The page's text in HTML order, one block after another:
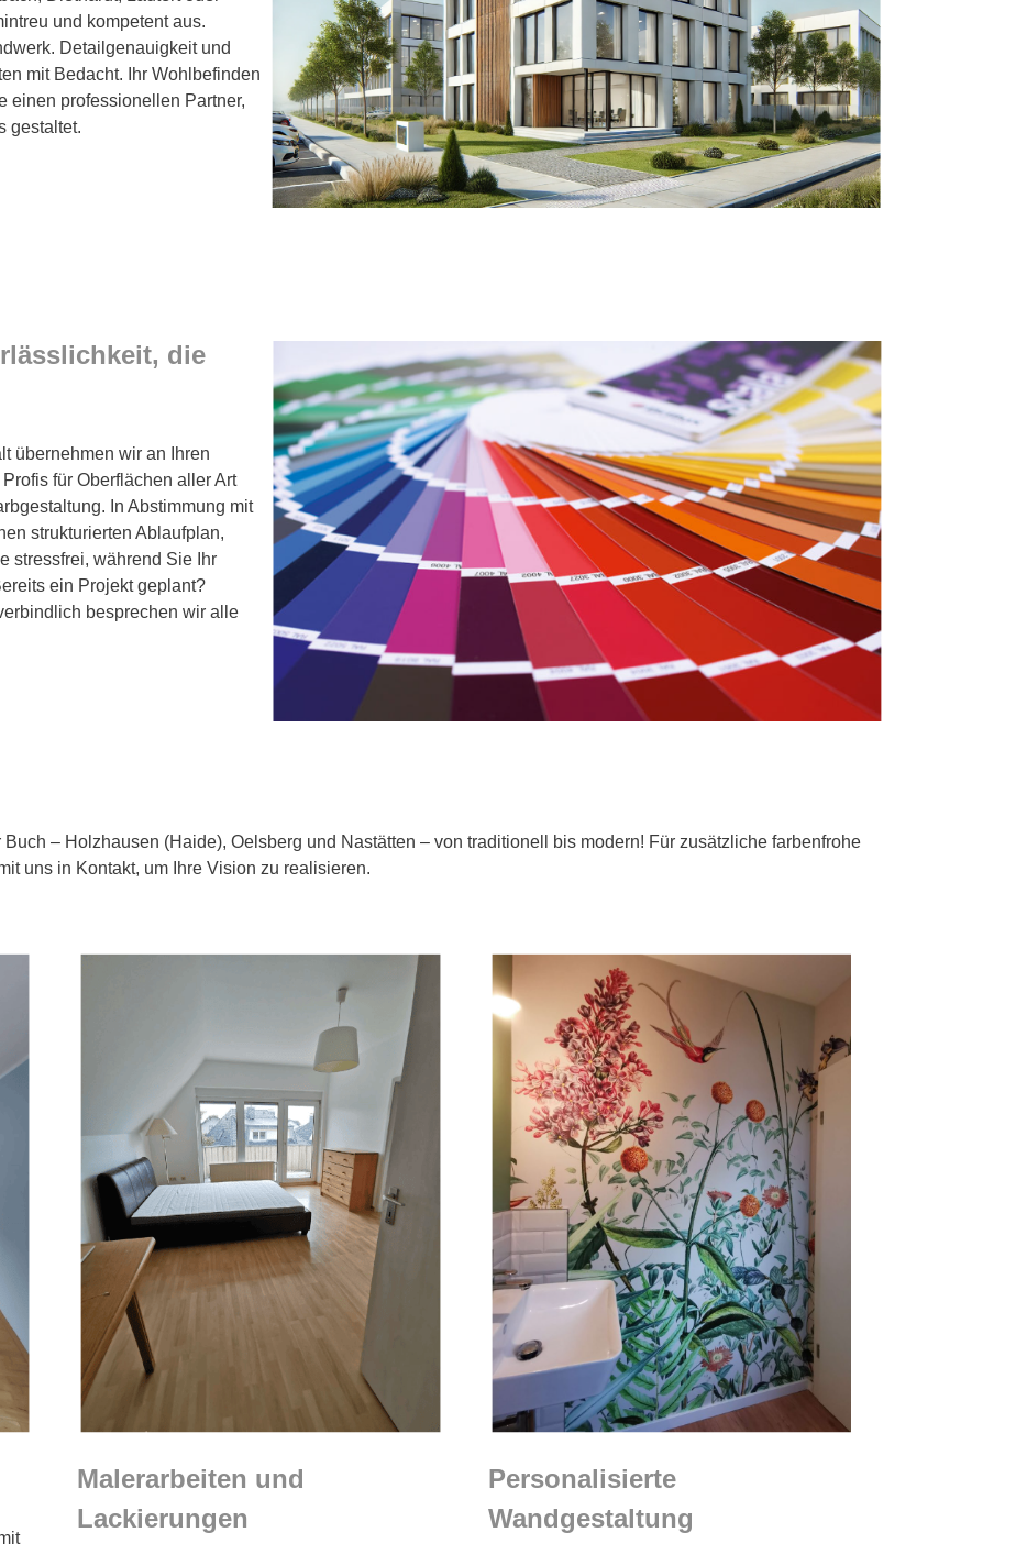
und kompetent aus.
Detailgenauigkeit und
mit Bedacht. Ihr Wohlbefinden
einen professionellen Partner,
gestaltet.
die
übernehmen wir an Ihren
für Oberflächen aller Art
In Abstimmung mit
strukturierten Ablaufplan,
stressfrei, während Sie Ihr
ein Projekt geplant?
besprechen wir alle
– Holzhausen (Haide), Oelsberg und Nastätten – von traditionell bis modern! Für zusätzliche farbenfrohe
uns in Kontakt, um Ihre Vision zu realisieren.
Malerarbeiten und
Lackierungen
Personalisierte
Wandgestaltung